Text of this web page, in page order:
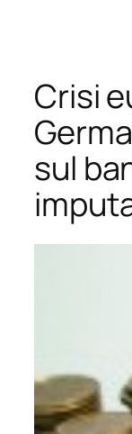
contenuto
Crisi
sul